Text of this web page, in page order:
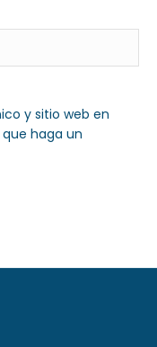
y sitio web en
haga un